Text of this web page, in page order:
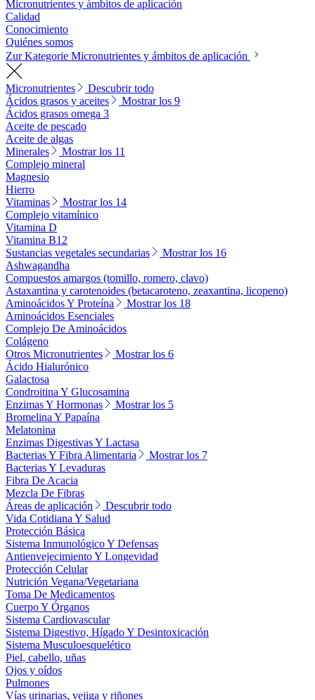
Micronutrientes y ámbitos de aplicación
Calidad
Conocimiento
Quiénes somos
Zur Kategorie Micronutrientes y ámbitos de aplicación
Micronutrientes
Descubrir todo
Ácidos grasos y aceites
Mostrar los 9
Ácidos grasos omega 3
Aceite de pescado
Aceite de algas
Minerales
Mostrar los 11
Complejo mineral
Magnesio
Hierro
Vitaminas
Mostrar los 14
Complejo vitamínico
Vitamina D
Vitamina B12
Sustancias vegetales secundarias
Mostrar los 16
Ashwagandha
Compuestos amargos (tomillo, romero, clavo)
Astaxantina y carotenoides (betacaroteno, zeaxantina, licopeno)
Aminoácidos Y Proteína
Mostrar los 18
Aminoácidos Esenciales
Complejo De Aminoácidos
Colágeno
Otros Micronutrientes
Mostrar los 6
Ácido Hialurónico
Galactosa
Condroitina Y Glucosamina
Enzimas Y Hormonas
Mostrar los 5
Bromelina Y Papaína
Melatonina
Enzimas Digestivas Y Lactasa
Bacterias Y Fibra Alimentaria
Mostrar los 7
Bacterias Y Levaduras
Fibra De Acacia
Mezcla De Fibras
Áreas de aplicación
Descubrir todo
Vida Cotidiana Y Salud
Protección Básica
Sistema Inmunológico Y Defensas
Antienvejecimiento Y Longevidad
Protección Celular
Nutrición Vegana/Vegetariana
Toma De Medicamentos
Cuerpo Y Órganos
Sistema Cardiovascular
Sistema Digestivo, Hígado Y Desintoxicación
Sistema Musculoesquelético
Piel, cabello, uñas
Ojos y oídos
Pulmones
Vías urinarias, vejiga y riñones